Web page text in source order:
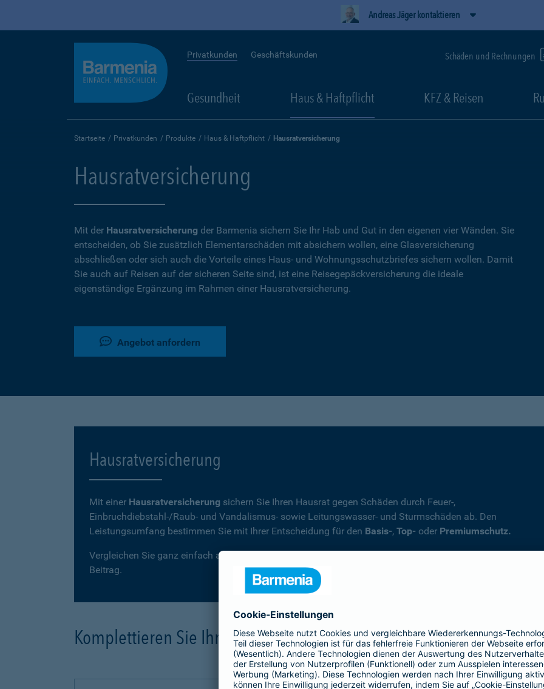
Andreas Jäger kontaktieren
Privatkunden Geschäftskunden Schäden und Rechnungen
Gesundheit Haus & Haftpflicht KFZ & Reisen
Startseite Privatkunden Produkte Haus & Haftpflicht Hausratversicherung
Hausratversicherung
Mit der Hausratversicherung der Barmenia sichern Sie Ihr Hab und Gut in den eigenen vier Wänden. Sie
entscheiden, ob Sie zusätzlich Elementarschäden mit absichern wollen, eine Glasversicherung
abschließen oder sich auch die Vorteile eines Haus- und Wohnungsschutzbriefes sichern wollen. Damit
Sie auch auf Reisen auf der sicheren Seite sind, ist eine Reisegepäckversicherung die ideale
eigenständige Ergänzung im Rahmen einer Hausratversicherung.
Angebot anfordern
Hausratversicherung
Mit einer Hausratversicherung sichern Sie Ihren Hausrat gegen Schäden durch Feuer-,
Einbruchdiebstahl-/Raub- und Vandalismus- sowie Leitungswasser- und Sturmschäden ab. Den
Leistungsumfang bestimmen Sie mit Ihrer Entscheidung für den Basis-, Top- oder Premiumschutz.
Vergleichen Sie ganz einfach auf der folgenden Seite die Leistungen und berechnen Sie Ihren
Beitrag.
Komplettieren Sie Ihre Hausratversicherung